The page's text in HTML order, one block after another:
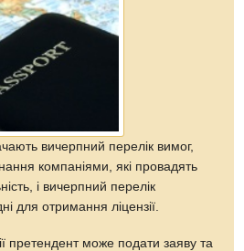
вичерпний перелік вимог,
компаніями, які провадять
і вичерпний перелік
для отримання ліцензії.
претендент може подати заяву та